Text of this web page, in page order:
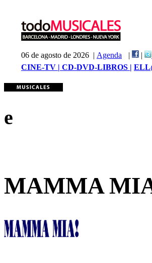
06 de agosto de 2026 | Agenda | |
CINE-TV | CD-DVD-LIBROS |
e
MAMMA